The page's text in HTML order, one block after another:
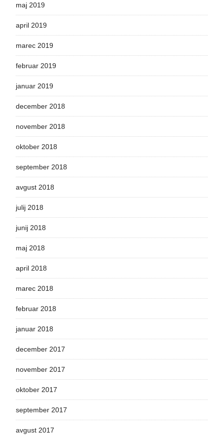
maj 2019
april 2019
marec 2019
februar 2019
januar 2019
december 2018
november 2018
oktober 2018
september 2018
avgust 2018
julij 2018
junij 2018
maj 2018
april 2018
marec 2018
februar 2018
januar 2018
december 2017
november 2017
oktober 2017
september 2017
avgust 2017